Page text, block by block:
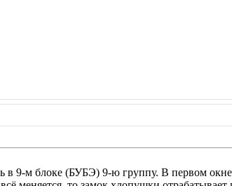
в 9-м блоке (БУБЭ) 9-ю группу. В первом